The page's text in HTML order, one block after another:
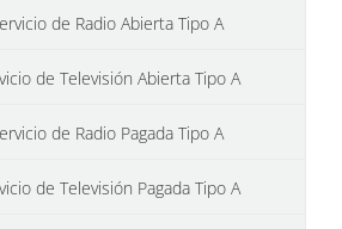
de Radio Abierta Tipo A
de Televisión Abierta Tipo A
de Radio Pagada Tipo A
de Televisión Pagada Tipo A